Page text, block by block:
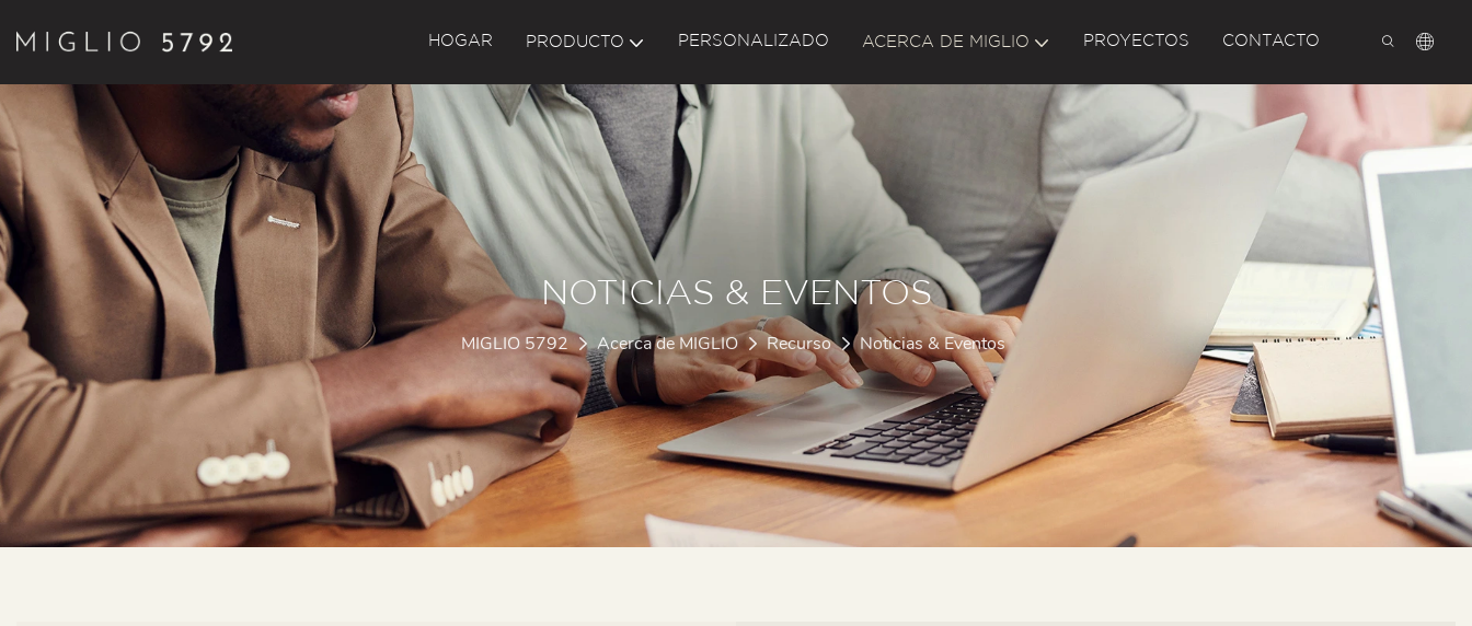
HOGAR PRODUCTO PERSONALIZADO ACERCA DE MIGLIO PROYECTOS CONTACTO
NOTICIAS & EVENTOS
MIGLIO 5792 Acerca de MIGLIO Recurso Noticias & Eventos